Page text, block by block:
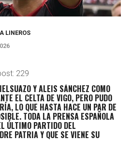
LINEROS
229
Y ALEIS SÁNCHEZ COMO
EL CELTA DE VIGO, PERO PUDO
LO QUE HASTA HACE UN PAR DE
TODA LA PRENSA ESPAÑOLA
ÚLTIMO PARTIDO DEL
PATRIA Y QUE SE VIENE SU